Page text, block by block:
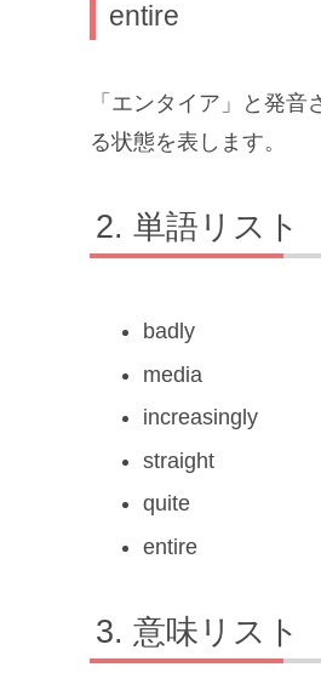
entire
「エンタイア」と発
る状態を表します。
単語リスト
badly
media
increasingly
straight
quite
entire
意味リスト